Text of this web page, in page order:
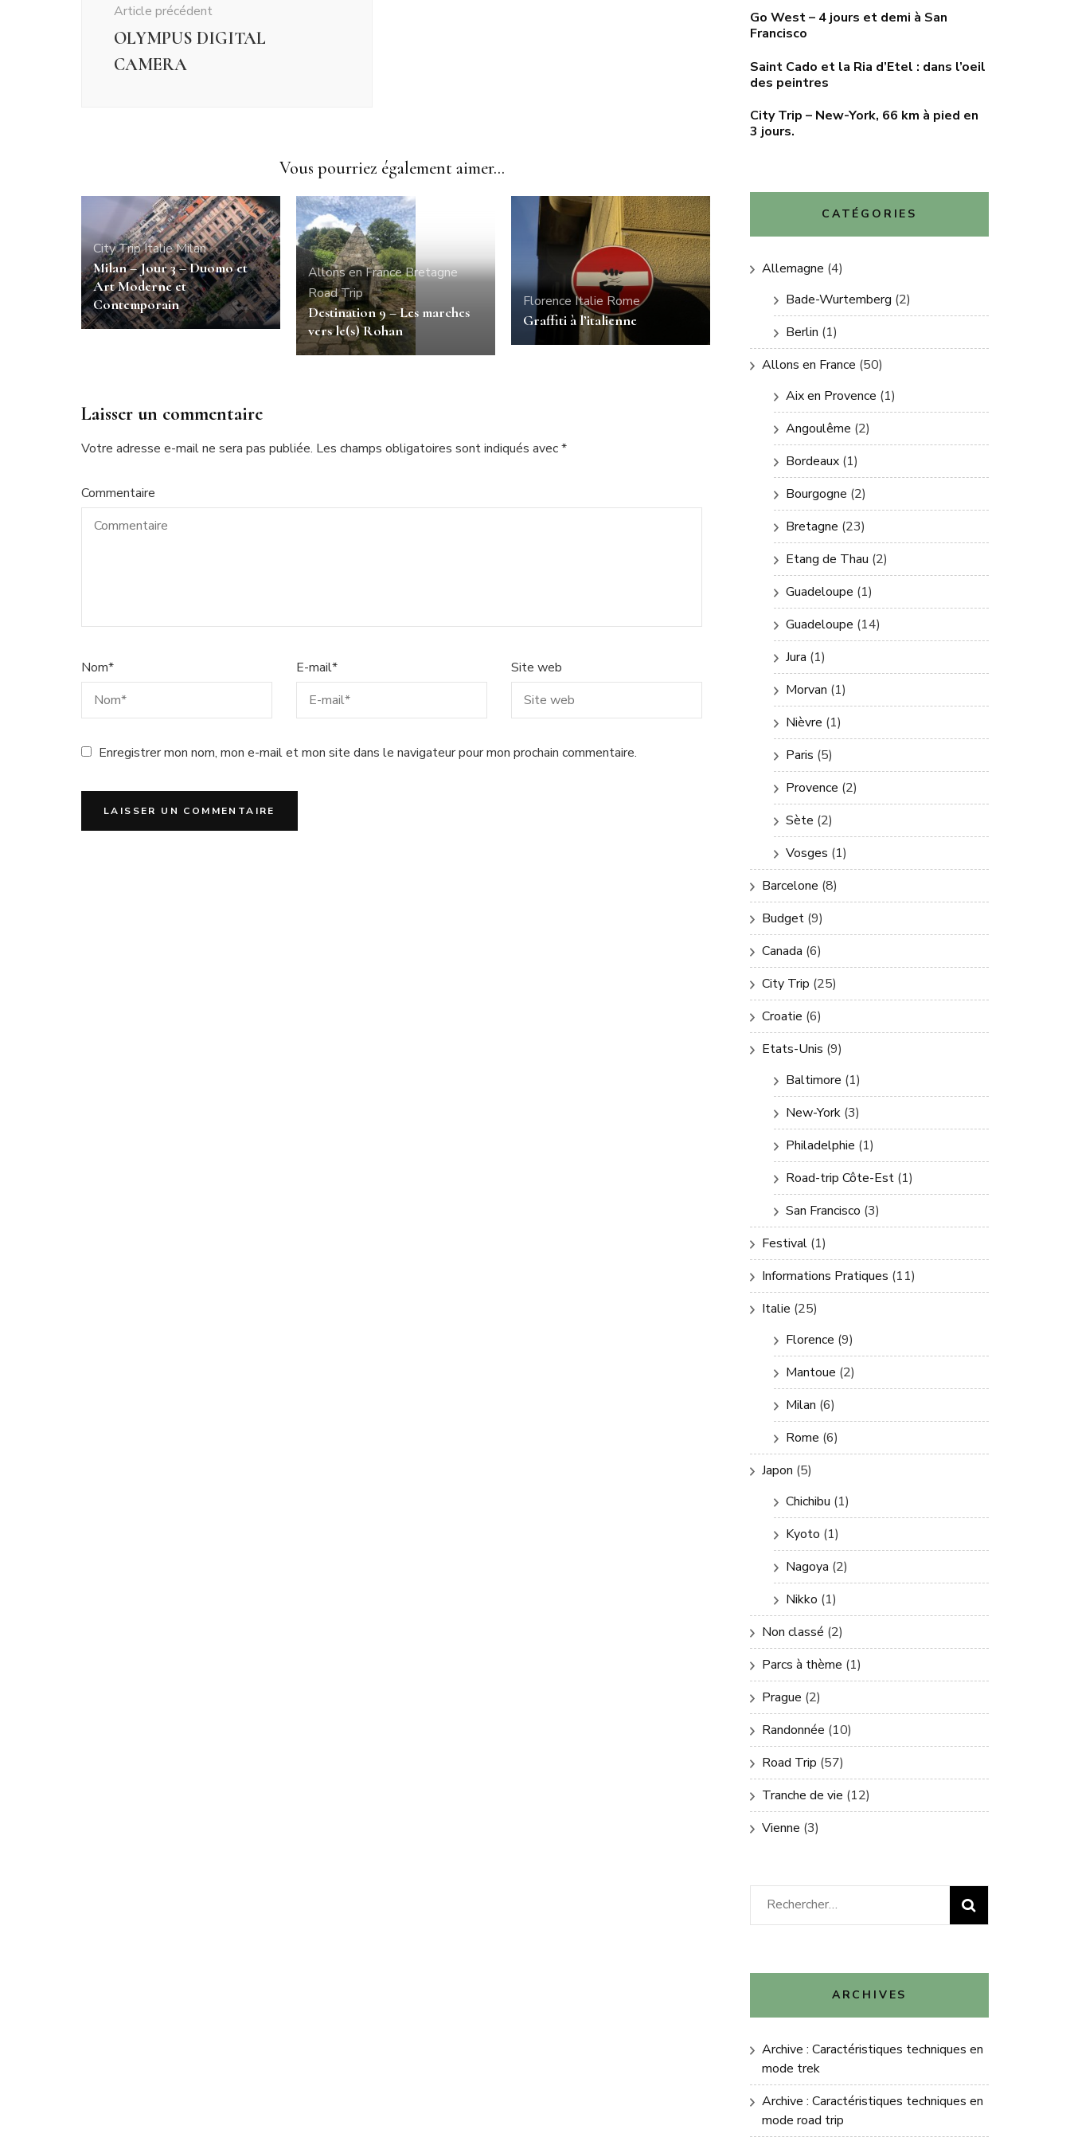
Article précédent
OLYMPUS DIGITAL
CAMERA
Vous pourriez également aimer...
City TripItalieMilan
Milan – Jour 3 – Duomo et
Art Moderne et
Contemporain
Allons en FranceBretagne
Road Trip
Destination 9 – Les marches
vers le(s) Rohan
Florence Italie Rome
Graffiti à l’italienne
Laisser un commentaire
Votre adresse e-mail ne sera pas publiée. Les champs obligatoires sont indiqués avec*
Commentaire
Nom* E-mail* Site web
Enregistrer mon nom, mon e-mail et mon site dans le navigateur pour mon prochain commentaire.
Go West – 4 jours et demi à San
Francisco
Saint Cado et la Ria d’Etel : dans l’oeil
des peintres
City Trip – New-York, 66 km à pied en
3 jours.
CATÉGORIES
Allemagne (4)
Bade-Wurtemberg (2)
Berlin (1)
Allons en France (50)
Aix en Provence (1)
Angoulême (2)
Bordeaux (1)
Bourgogne (2)
Bretagne (23)
Etang de Thau (2)
Guadeloupe (1)
Guadeloupe (14)
Jura (1)
Morvan (1)
Nièvre (1)
Paris (5)
Provence (2)
Sète (2)
Vosges (1)
Barcelone (8)
Budget (9)
Canada (6)
City Trip (25)
Croatie (6)
Etats-Unis (9)
Baltimore (1)
New-York (3)
Philadelphie (1)
Road-trip Côte-Est (1)
San Francisco (3)
Festival (1)
Informations Pratiques (11)
Italie (25)
Florence (9)
Mantoue (2)
Milan (6)
Rome (6)
Japon (5)
Chichibu (1)
Kyoto (1)
Nagoya (2)
Nikko (1)
Non classé (2)
Parcs à thème (1)
Prague (2)
Randonnée (10)
Road Trip (57)
Tranche de vie (12)
Vienne (3)
Rechercher :
ARCHIVES
Archive : Caractéristiques techniques en
mode trek
Archive : Caractéristiques techniques en
mode road trip